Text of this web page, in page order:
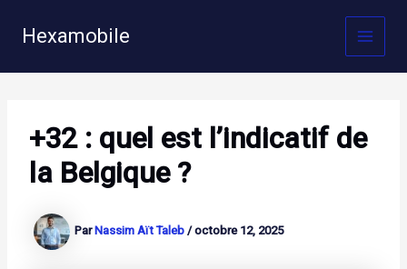
contenuHexamobile
+32 : quel est l’indicatif de
la Belgique ?
ParNassim Aït Taleb/octobre 12, 2025